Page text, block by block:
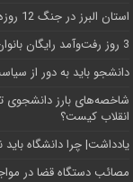
استان البرز در جنگ 12 روزه 7 شهید دانشجو تقدیم انقلاب کرد
3 روز رفت‌وآمد رایگان بانوان در خطوط اتوبوسرانی شهری کرج
دانشجو باید به دور از
شاخصه‌های بارز دانشجوی
انقلاب کیست؟
یادداشت| چرا دانشگاه
مصائب دستگاه قضا در